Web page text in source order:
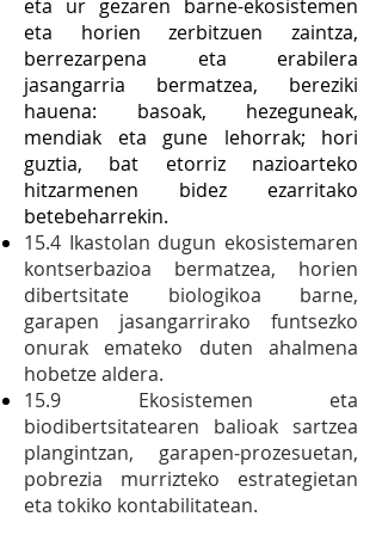
eta ur gezaren barne-ekosistemen
eta horien zerbitzuen zaintza,
berrezarpena eta erabilera
jasangarria bermatzea, bereziki
hauena: basoak, hezeguneak,
mendiak eta gune lehorrak; hori
guztia, bat etorriz nazioarteko
hitzarmenen bidez ezarritako
betebeharrekin.
15.4 Ikastolan dugun ekosistemaren
kontserbazioa bermatzea, horien
dibertsitate biologikoa barne,
garapen jasangarrirako funtsezko
onurak emateko duten ahalmena
hobetze aldera.
15.9 Ekosistemen eta
biodibertsitatearen balioak sartzea
plangintzan, garapen‐prozesuetan,
pobrezia murrizteko estrategietan
eta tokiko kontabilitatean.